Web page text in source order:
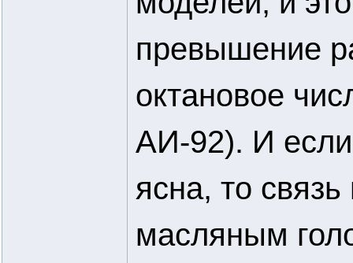
превышение
октановое
АИ-92). И если
ясна, то
масляным